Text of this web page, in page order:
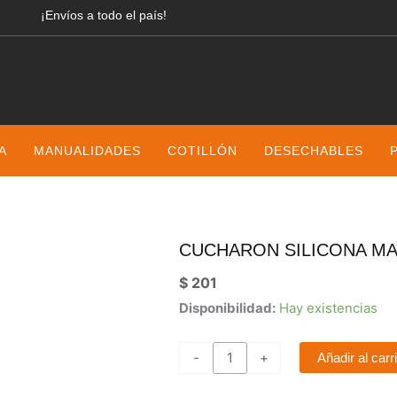
¡Envíos a todo el país!
MANUALIDADES COTILLÓN DESECHABLES
CUCHARON SILICONA
$ 201
Disponibilidad: Hay existencias
-
CUCHARON
MANGO
ACACIA
+ Añadir al